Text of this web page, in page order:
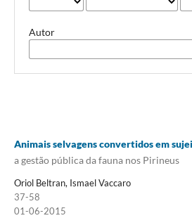
Autor
Animais selvagens convertidos em
a gestão pública da fauna nos Pirineus
Oriol Beltran, Ismael Vaccaro
37-58
01-06-2015